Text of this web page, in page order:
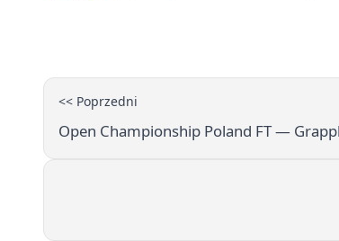
<< Poprzedni
Open Championship Poland FT —